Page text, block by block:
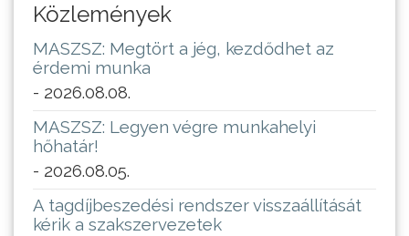
Közlemények
MASZSZ: Megtört a jég, kezdődhet az
érdemi munka
- 2026.08.08.
MASZSZ: Legyen végre munkahelyi
hőhatár!
- 2026.08.05.
A tagdíjbeszedési rendszer visszaállítását
kérik a szakszervezetek